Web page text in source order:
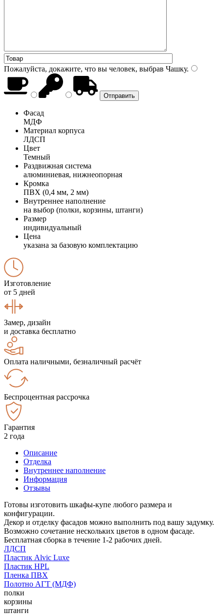
Пожалуйста, докажите, что вы человек, выбрав Чашку.
Фасад
МДФ
Материал корпуса
ЛДСП
Цвет
Темный
Раздвижная система
алюминиевая, нижнеопорная
Кромка
ПВХ (0,4 мм, 2 мм)
Внутреннее наполнение
на выбор (полки, корзины, штанги)
Размер
индивидуальный
Цена
указана за базовую комплектацию
Изготовление
от 5 дней
Замер, дизайн
и доставка бесплатно
Оплата наличными, безналичный расчёт
Беспроцентная рассрочка
Гарантия
2 года
Описание
Отделка
Внутреннее наполнение
Информация
Отзывы
Готовы изготовить шкафы-купе любого размера и
конфигурации.
Декор и отделку фасадов можно выполнить под вашу задумку.
Возможно сочетание нескольких цветов в одном фасаде.
Бесплатная сборка в течение 1-2 рабочих дней.
ЛДСП
Пластик Alvic Luxe
Пластик HPL
Пленка ПВХ
Полотно АГТ (МДФ)
полки
корзины
штанги